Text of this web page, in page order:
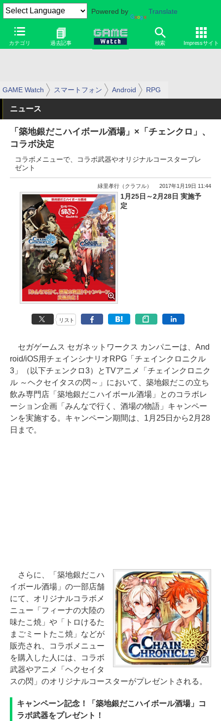
Powered by Translate
カテゴリ 過去記事 検索 Impressサイト
GAME Watch スマートフォン Android RPG
ニュース
「築地銀だこハイボール酒場」×「チェンクロ」、
コラボ決定
コラボメニューで、コラボ武器やオリジナルコースタープレ
ゼント
緑里孝行（クラフル） 2017年1月19日 11:44
1月25日～2月28日 実施予
定
リスト
セガゲームス セガネットワークス カンパニーは、And
roid/iOS用チェインシナリオRPG「チェインクロニクル
3」（以下チェンクロ3）とTVアニメ「チェインクロニク
ル ～ヘクセイタスの閃～」において、築地銀だこの立ち
飲み専門店「築地銀だこハイボール酒場」とのコラボレ
ーション企画「みんなで行く、酒場の物語」キャンペー
ンを実施する。キャンペーン期間は、1月25日から2月28
日まで。
さらに、「築地銀だこハ
イボール酒場」の一部店舗
にて、オリジナルコラボメ
ニュー「フィーナの大陸の
味たこ焼」や「トロけるた
まごミートたこ焼」などが
販売され、コラボメニュー
を購入した人には、コラボ
武器やアニメ「ヘクセイタ
スの閃」のオリジナルコースターがプレゼントされる。
キャンペーン記念！「築地銀だこハイボール酒場」コ
ラボ武器をプレゼント！